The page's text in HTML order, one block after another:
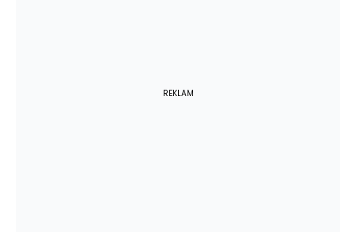
REKLAM